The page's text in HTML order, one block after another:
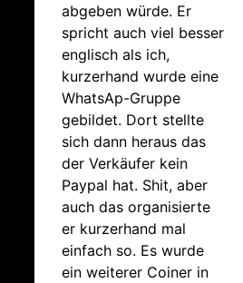
abgeben würde. Er
spricht auch viel besser
englisch als ich,
kurzerhand wurde eine
WhatsAp-Gruppe
gebildet. Dort stellte
sich dann heraus das
der Verkäufer kein
Paypal hat. Shit, aber
auch das organisierte
er kurzerhand mal
einfach so. Es wurde
ein weiterer Coiner in